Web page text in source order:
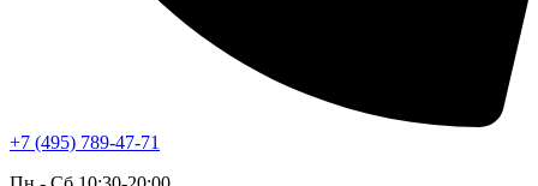
+7 (495) 789-47-71